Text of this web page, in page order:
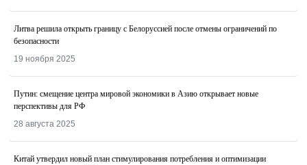
Литва решила открыть границу с Белоруссией после отмены ограничений по
безопасности
19 ноября 2025
Путин: смещение центра мировой экономики в Азию открывает новые
перспективы для РФ
28 августа 2025
Китай утвердил новый план стимулирования потребления и оптимизации